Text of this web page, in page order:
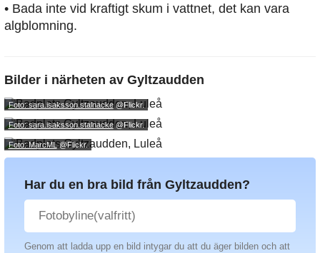
• Bada inte vid kraftigt skum i vattnet, det kan vara
algblomning.
Bilder i närheten av Gyltzaudden
Foto: sara.isaksson.stalnacke@Flickr.
Foto: sara.isaksson.stalnacke@Flickr.
Foto: MarcML@Flickr.
Har du en bra bild från Gyltzaudden?
Genom att ladda upp en bild intygar du att du äger bilden och att